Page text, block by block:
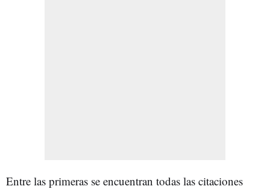
Entre las primeras se encuentran todas las citaciones